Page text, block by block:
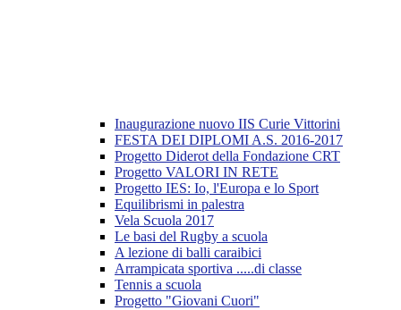
Inaugurazione nuovo IIS Curie Vittorini
FESTA DEI DIPLOMI A.S. 2016-2017
Progetto Diderot della Fondazione CRT
Progetto VALORI IN RETE
Progetto IES: Io, l'Europa e lo Sport
Equilibrismi in palestra
Vela Scuola 2017
Le basi del Rugby a scuola
A lezione di balli caraibici
Arrampicata sportiva .....di classe
Tennis a scuola
Progetto "Giovani Cuori"